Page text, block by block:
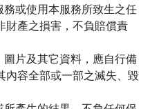
或使用本服務所致生之任
財產之損害，不負賠償責
片及其它資料，應自行備
內容全部或一部之滅失、毀